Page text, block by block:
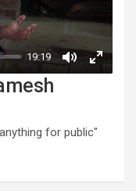
for public"